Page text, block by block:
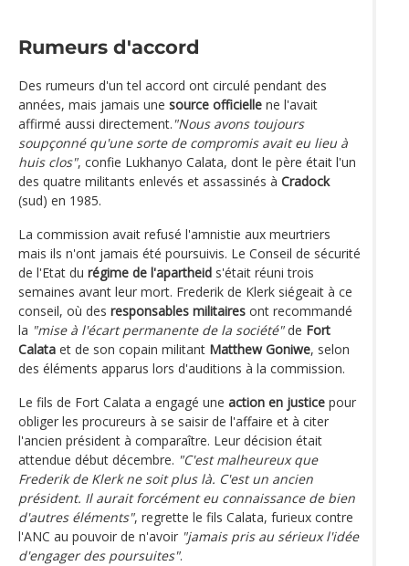
Rumeurs d'accord
Des rumeurs d'un tel accord ont circulé pendant des
années, mais jamais une source officielle ne l'avait
affirmé aussi directement. "Nous avons toujours
soupçonné qu'une sorte de compromis avait eu lieu à
huis clos", confie Lukhanyo Calata, dont le père était l'un
des quatre militants enlevés et assassinés à Cradock
(sud) en 1985.
La commission avait refusé l'amnistie aux meurtriers
mais ils n'ont jamais été poursuivis. Le Conseil de sécurité
de l'Etat du régime de l'apartheid s'était réuni trois
semaines avant leur mort. Frederik de Klerk siégeait à ce
conseil, où des responsables militaires ont recommandé
la "mise à l'écart permanente de la société"de Fort
Calata et de son copain militant Matthew Goniwe, selon
des éléments apparus lors d'auditions à la commission.
Le fils de Fort Calata a engagé une action en justice pour
obliger les procureurs à se saisir de l'affaire et à citer
l'ancien président à comparaître. Leur décision était
attendue début décembre. "C'est malheureux que
Frederik de Klerk ne soit plus là. C'est un ancien
président. Il aurait forcément eu connaissance de bien
d'autres éléments", regrette le fils Calata, furieux contre
l'ANC au pouvoir de n'avoir "jamais pris au sérieux l'idée
d'engager des poursuites".